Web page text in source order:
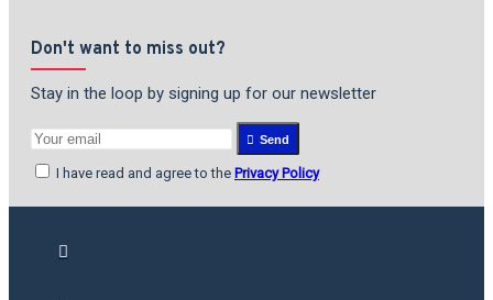
Don't want to miss out?
Stay in the loop by signing up for our newsletter
Send
I have read and agree to the Privacy Policy